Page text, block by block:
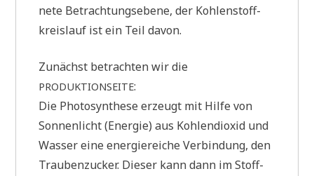
ne­te Betrach­tungs­ebe­ne, der Koh­len­stoff­
kreis­lauf ist ein Teil davon.
Zunächst betrach­ten wir die
PRODUKTIONSEITE:
Die Pho­to­syn­the­se erzeugt mit Hil­fe von
Son­nen­licht (Ener­gie) aus Koh­len­di­oxid und
Was­ser eine ener­gie­rei­che Ver­bin­dung, den
Trau­ben­zucker. Die­ser kann dann im Stoff­